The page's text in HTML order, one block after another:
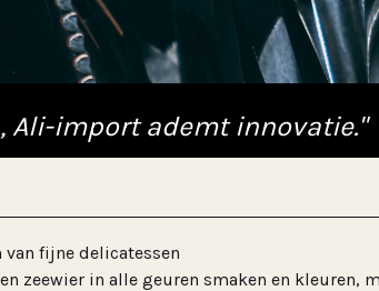
Ali-import ademt innovatie."
van fijne delicatessen
zeewier in alle geuren smaken en kleuren,